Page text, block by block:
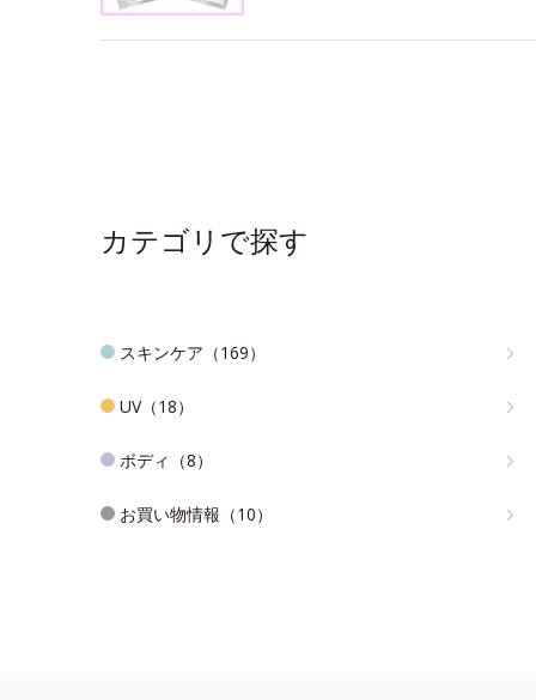
カテゴリで探す
スキンケア（169）
UV（18）
ボディ（8）
お買い物情報（10）